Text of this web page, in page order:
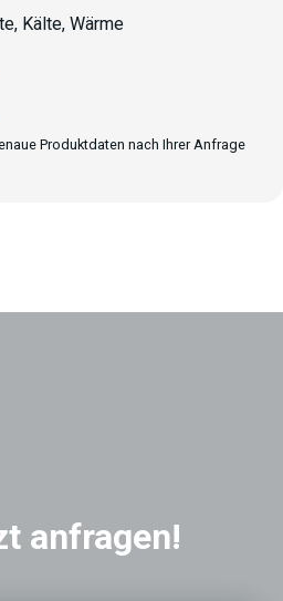
, Kälte, Wärme
Produktdaten nach Ihrer Anfrage
anfragen!